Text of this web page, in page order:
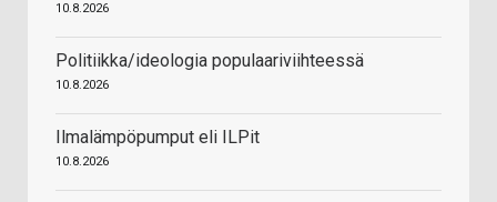
10.8.2026
Politiikka/ideologia populaariviihteessä
10.8.2026
Ilmalämpöpumput eli ILPit
10.8.2026